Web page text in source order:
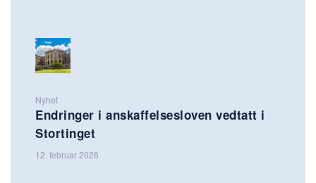
Nyhet
Endringer i anskaffelsesloven vedtatt i
Stortinget
12. februar 2026